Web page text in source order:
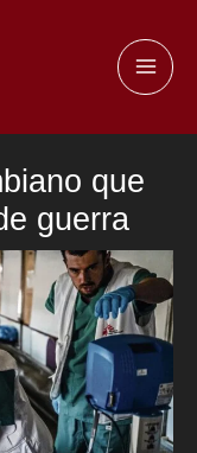
que
guerra